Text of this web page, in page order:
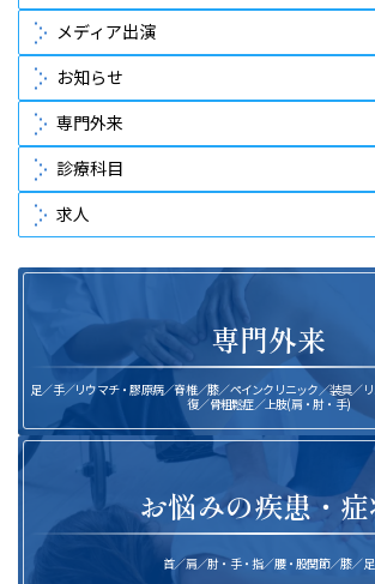
メディア出演
お知らせ
専門外来
診療科目
求人
専門外来
足／手／リウマチ・膠原病／脊椎／膝／ペインクリニック／装具／
復／骨粗鬆症／上肢(肩・肘・手)
お悩みの疾患・
首／肩／肘・手・指／腰・股関節／膝／足